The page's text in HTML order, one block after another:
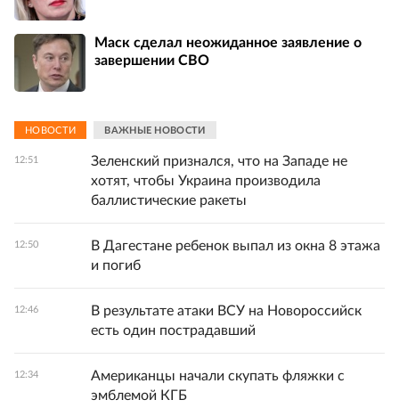
Маск сделал неожиданное заявление о
завершении СВО
НОВОСТИ ВАЖНЫЕ НОВОСТИ
12:51
Зеленский признался, что на Западе не
хотят, чтобы Украина производила
баллистические ракеты
12:50
В Дагестане ребенок выпал из окна 8 этажа
и погиб
12:46
В результате атаки ВСУ на Новороссийск
есть один пострадавший
12:34
Американцы начали скупать фляжки с
эмблемой КГБ